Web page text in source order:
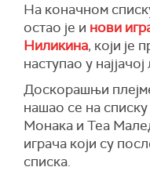
На коначном
остао је и нови
Ниликина, који је
наступао у
Доскорашњи
нашао се на
Монака и Теа
играча који су
списка.